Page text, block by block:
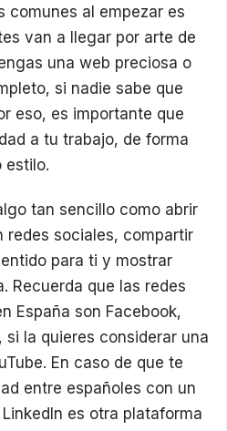
comunes al empezar es
van a llegar por arte de
una web preciosa o
si nadie sabe que
eso, es importante que
a tu trabajo, de forma
estilo.
tan sencillo como abrir
redes sociales, compartir
para ti y mostrar
Recuerda que las redes
España son Facebook,
si la quieres considerar una
En caso de que te
entre españoles con un
es otra plataforma